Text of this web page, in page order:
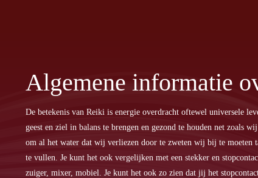
Algemene informatie
De betekenis van Reiki is energie overdracht oftewel universele
geest en ziel in balans te brengen en gezond te houden net zoals
om al het water dat wij verliezen door te zweten wij bij te moeten
te vullen. Je kunt het ook vergelijken met een stekker en
zuiger, mixer, mobiel. Je kunt het ook zo zien dat jij het